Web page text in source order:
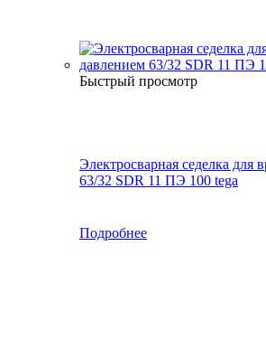
Быстрый просмотр
Электросварная седелка для
63/32 SDR 11 ПЭ 100 tega
Подробнее